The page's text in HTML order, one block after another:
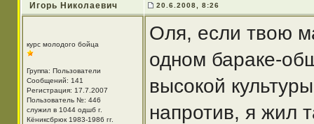
Игорь Николаевич 20.6.2008, 8:26
курс молодого бойца
Группа: Пользователи
Сообщений: 141
Регистрация: 17.7.2007
Пользователь №: 446
служил в 1044 одшб г.
Кёниксбрюк 1983-1986 гг.
Оля, если твою
одном бараке-
высокой
напротив, я жил